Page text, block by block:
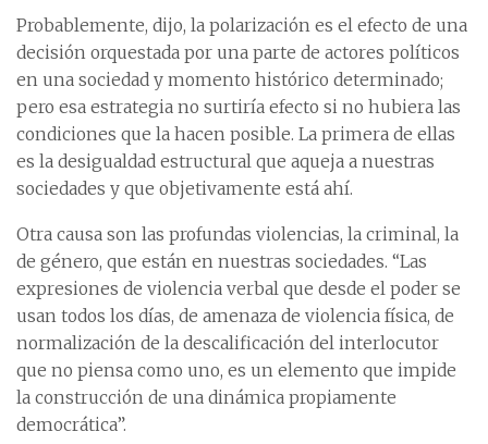
Probablemente, dijo, la polarización es el efecto de una
decisión orquestada por una parte de actores políticos
en una sociedad y momento histórico determinado;
pero esa estrategia no surtiría efecto si no hubiera las
condiciones que la hacen posible. La primera de ellas
es la desigualdad estructural que aqueja a nuestras
sociedades y que objetivamente está ahí.
Otra causa son las profundas violencias, la criminal, la
de género, que están en nuestras sociedades. “Las
expresiones de violencia verbal que desde el poder se
usan todos los días, de amenaza de violencia física, de
normalización de la descalificación del interlocutor
que no piensa como uno, es un elemento que impide
la construcción de una dinámica propiamente
democrática”.